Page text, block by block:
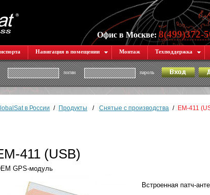
Офис в Москве:8(499)372-
Навигация в помещении Монтаж Техподдержка
логин пароль
в России / Продукты / Снятые с производства / EM-411
411 (USB)
GPS-модуль
Встроенная патч-